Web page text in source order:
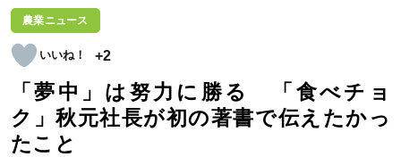
農業ニュース
+2
「夢中」は努力に勝る 「食べチョ
ク」秋元社長が初の著書で伝えたかっ
たこと